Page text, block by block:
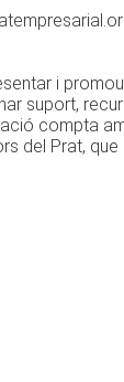
i
suport,
compta
del Prat,